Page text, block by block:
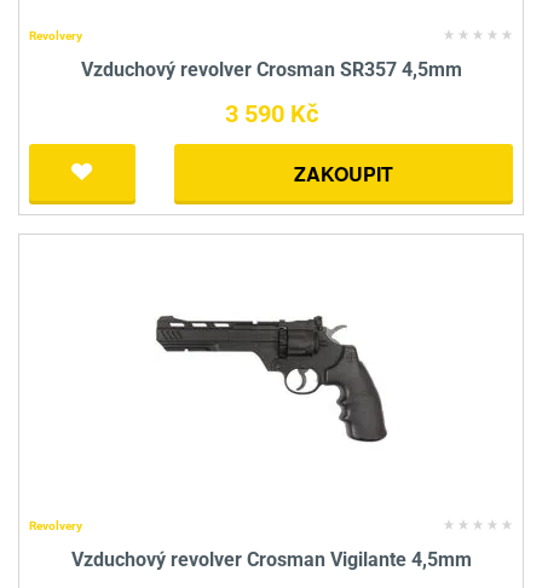
Revolvery
Vzduchový revolver Crosman SR357 4,5mm
3 590 Kč
ZAKOUPIT
Revolvery
Vzduchový revolver Crosman Vigilante 4,5mm